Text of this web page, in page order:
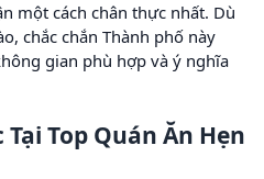
một cách chân thực nhất. Dù
chắc chắn Thành phố này
gian phù hợp và ý nghĩa
Top Quán Ăn Hẹn